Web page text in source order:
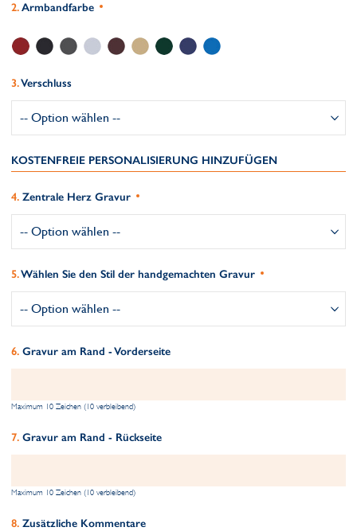
Armbandfarbe
Verschluss
KOSTENFREIE PERSONALISIERUNG HINZUFÜGEN
Zentrale Herz Gravur
Wählen Sie den Stil der handgemachten Gravur
Gravur am Rand - Vorderseite
Maximum 10 Zeichen (10 verbleibend)
Gravur am Rand - Rückseite
Maximum 10 Zeichen (10 verbleibend)
Zusätzliche Kommentare